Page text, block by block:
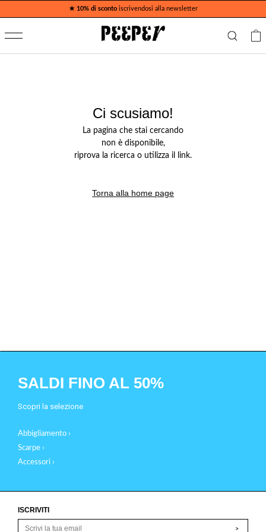
★ 10% di scontoiscrivendosi alla newsletter
Ci scusiamo!
La pagina che stai cercando
non è disponibile,
riprova la ricerca o utilizza il link.
Torna alla home page
SALDI FINO AL 50%
Scopri la selezione
Abbigliamento ›
Scarpe ›
Accessori ›
ISCRIVITI
>